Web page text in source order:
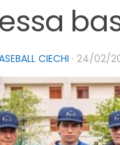
CIECHI · 24/02/